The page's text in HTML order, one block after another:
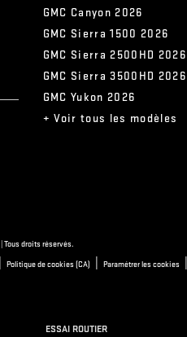
ESSAI ROUTIER
GMC Canyon 2026
GMC Sierra 1500 2026
GMC Sierra 2500HD 2026
GMC Sierra 3500HD 2026
GMC Yukon 2026
+ Voir tous les modèles
| Tous droits réservés.
Politique de cookies (CA) Paramétrer les cookies